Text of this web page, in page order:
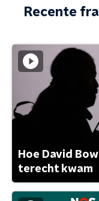
Recente
Hoe David
terecht kwam